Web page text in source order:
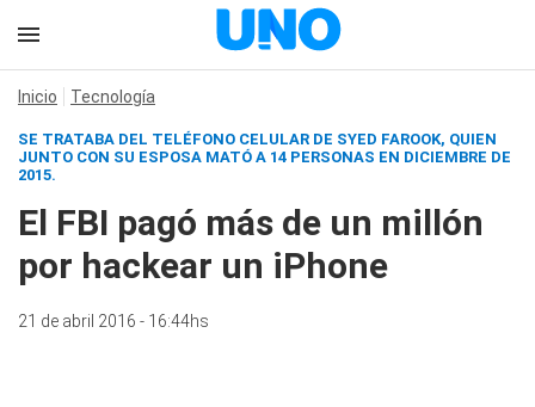
Inicio Tecnología
SE TRATABA DEL TELÉFONO CELULAR DE SYED FAROOK, QUIEN
JUNTO CON SU ESPOSA MATÓ A 14 PERSONAS EN DICIEMBRE DE
2015.
El FBI pagó más de un millón
por hackear un iPhone
21 de abril 2016 - 16:44hs